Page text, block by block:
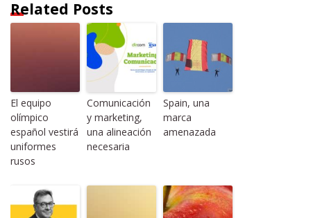
Related Posts
El equipo
olímpico
español vestirá
uniformes
rusos
Comunicación
y marketing,
una alineación
necesaria
Spain, una
marca
amenazada